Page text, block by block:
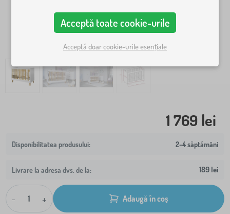
1 769 lei
2-4 săptămâni
Livrare la adresa dvs. de la: 189 lei
- + Adaugă în coș
Acceptă toate cookie-urile
Acceptă doar cookie-urile esențiale